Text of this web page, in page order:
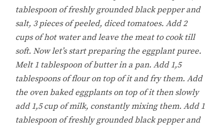
tablespoon of freshly grounded black pepper and
salt, 3 pieces of peeled, diced tomatoes. Add 2
cups of hot water and leave the meat to cook till
soft. Now let’s start preparing the eggplant puree.
Melt 1 tablespoon of butter in a pan. Add 1,5
tablespoons of flour on top of it and fry them. Add
the oven baked eggplants on top of it then slowly
add 1,5 cup of milk, constantly mixing them. Add 1
tablespoon of freshly grounded black pepper and